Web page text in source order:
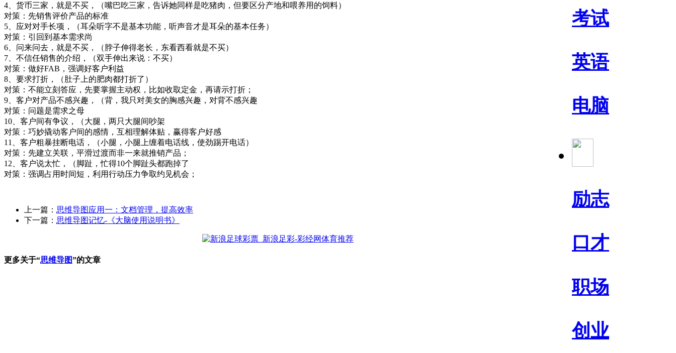
考试
英语
电脑
励志
口才
职场
创业
4、货币三家，就是不买，（嘴巴吃三家，告诉她同样是吃猪肉，但要区分产地和喂养用的饲料）
对策：先销售评价产品的标准
5、应对对手长项，（耳朵听字不是基本功能，听声音才是耳朵的基本任务）
对策：引回到基本需求尚
6、问来问去，就是不买，（脖子伸得老长，东看西看就是不买）
7、不信任销售的介绍，（双手伸出来说：不买）
对策：做好FAB，强调好客户利益
8、要求打折，（肚子上的肥肉都打折了）
对策：不能立刻答应，先要掌握主动权，比如收取定金，再请示打折；
9、客户对产品不感兴趣，（背，我只对美女的胸感兴趣，对背不感兴趣
对策：问题是需求之母
10、客户间有争议，（大腿，两只大腿间吵架
对策：巧妙撬动客户间的感情，互相理解体贴，赢得客户好感
11、客户粗暴挂断电话，（小腿，小腿上缠着电话线，使劲踢开电话）
对策：先建立关联，平滑过渡而非一来就推销产品；
12、客户说太忙，（脚趾，忙得10个脚趾头都跑掉了
对策：强调占用时间短，利用行动压力争取约见机会；
上一篇： 思维导图应用一：文档管理，提高效率
下一篇： 思维导图记忆-《大脑使用说明书》
更多关于“思维导图”的文章